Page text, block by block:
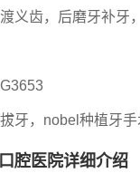
义齿，后磨牙补牙
牙，nobel种植牙
腔医院详细介绍